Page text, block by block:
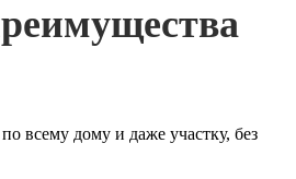
всему дому и даже участку, без